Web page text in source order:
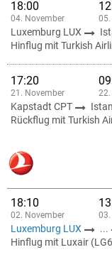
18:00
04. November
Luxemburg LUX
Hinflug mit Turkish
17:20
21. November
Kapstadt CPT
Rückflug mit Turkish
18:10
02. November
Luxemburg LUX ...
Hinflug mit Luxair